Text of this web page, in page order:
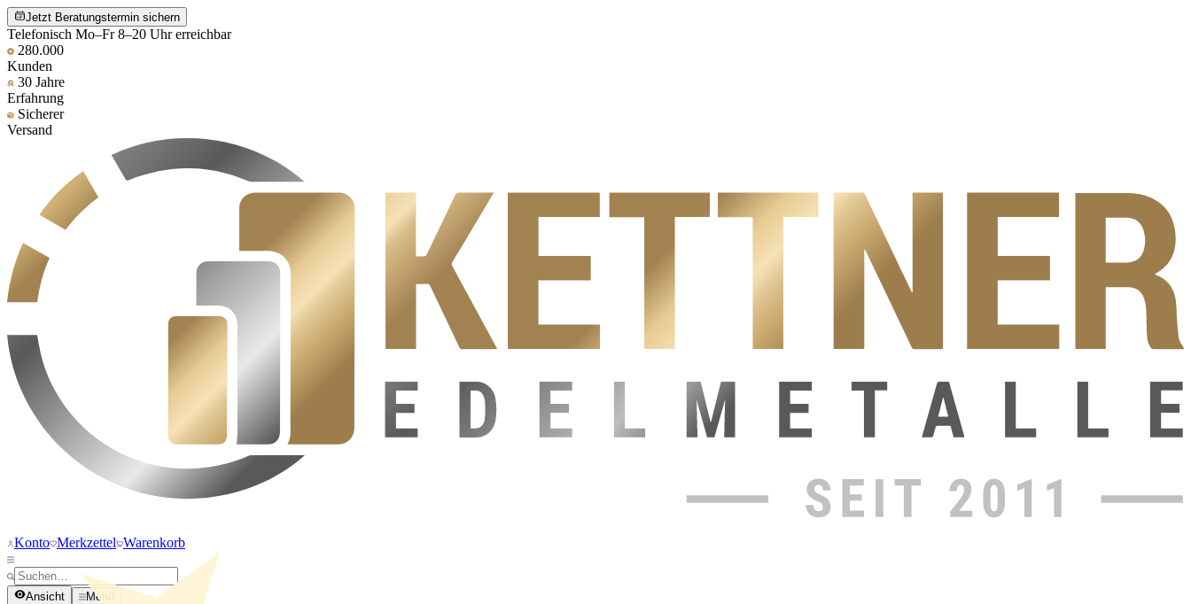
Jetzt Beratungstermin sichern
Telefonisch Mo–Fr 8–20 Uhr erreichbar
280.000
Kunden
30 Jahre
Erfahrung
Sicherer
Versand
Konto Merkzettel Warenkorb
Ansicht Menü